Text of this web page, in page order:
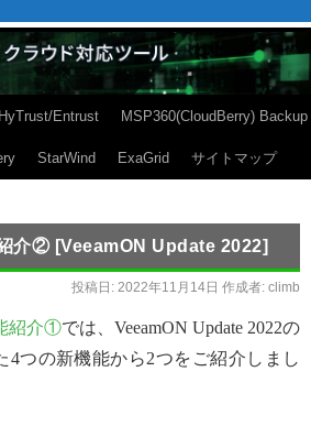
HyTrust/Entrust MSP360(CloudBerry) Backup
StarWind ExaGrid サイトマップ
介② [VeeamON Update 2022]
投稿日: 2022年11月14日 作成者: climb
紹介①では、VeeamON Update 2022の
4つの新機能から2つをご紹介しまし